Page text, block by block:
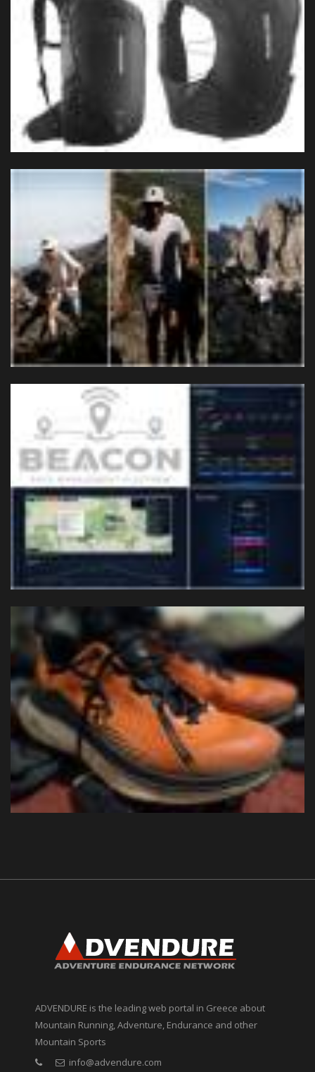
ADVENDURE is the leading web portal in Greece about
Mountain Running, Adventure, Endurance and other
Mountain Sports
info@advendure.com